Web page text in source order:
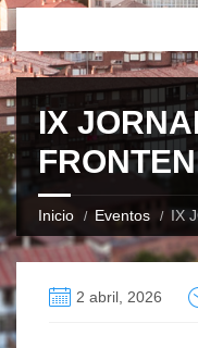
IX
Inicio Eventos IX
2 abril, 2026